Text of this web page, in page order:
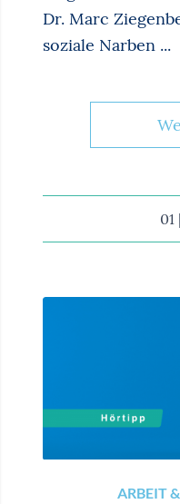
Dr. Marc
soziale Narben ...
01
ARBEIT